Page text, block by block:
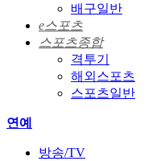
배구일반
e스포츠
스포츠종합
격투기
해외스포츠
스포츠일반
연예
방송/TV